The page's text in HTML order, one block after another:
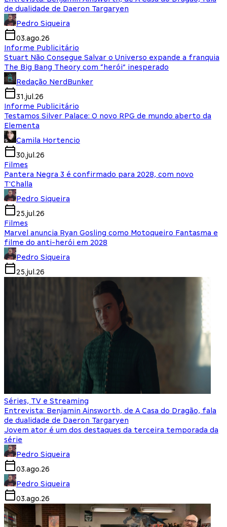
de dualidade de Daeron Targaryen
Pedro Siqueira
03.ago.26
Informe Publicitário
Stuart Não Consegue Salvar o Universo expande a franquia
The Big Bang Theory com “herói” inesperado
Redação NerdBunker
31.jul.26
Informe Publicitário
Testamos Silver Palace: O novo RPG de mundo aberto da
Elementa
Camila Hortencio
30.jul.26
Filmes
Pantera Negra 3 é confirmado para 2028, com novo
T'Challa
Pedro Siqueira
25.jul.26
Filmes
Marvel anuncia Ryan Gosling como Motoqueiro Fantasma e
filme do anti-herói em 2028
Pedro Siqueira
25.jul.26
Séries, TV e Streaming
Entrevista: Benjamin Ainsworth, de A Casa do Dragão, fala
de dualidade de Daeron Targaryen
Jovem ator é um dos destaques da terceira temporada da
série
Pedro Siqueira
03.ago.26
Pedro Siqueira
03.ago.26